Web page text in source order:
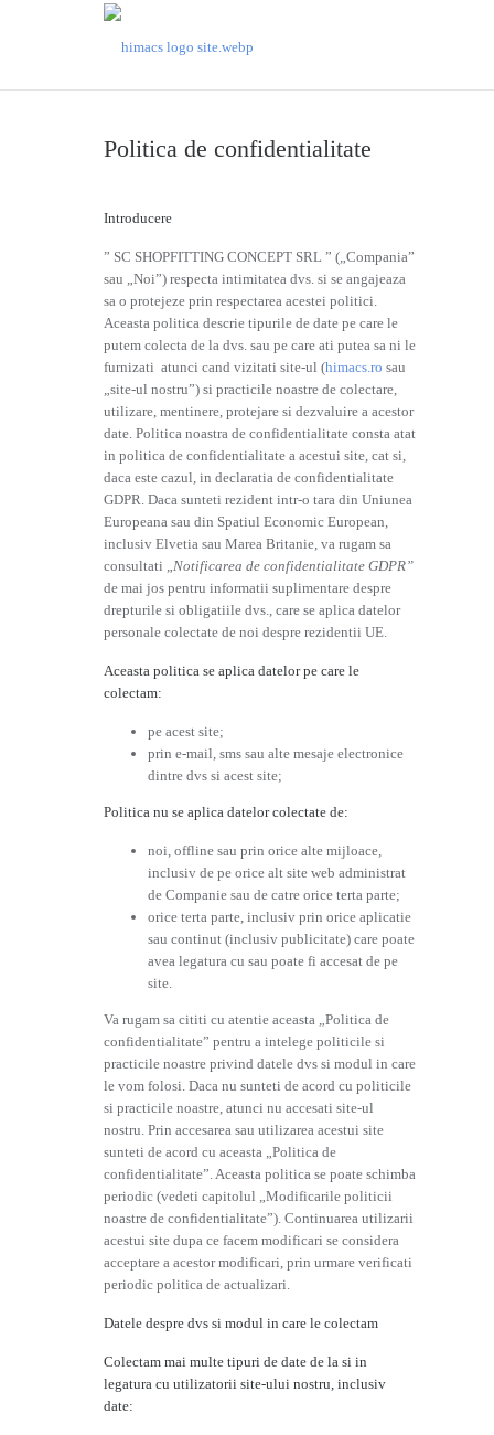
Politica de confidentialitate
Introducere
” SC SHOPFITTING CONCEPT SRL ” („Compania”
sau „Noi”) respecta intimitatea dvs. si se angajeaza
sa o protejeze prin respectarea acestei politici.
Aceasta politica descrie tipurile de date pe care le
putem colecta de la dvs. sau pe care ati putea sa ni le
furnizati atunci cand vizitati site-ul (himacs.ro sau
„site-ul nostru”) si practicile noastre de colectare,
utilizare, mentinere, protejare si dezvaluire a acestor
date. Politica noastra de confidentialitate consta atat
in politica de confidentialitate a acestui site, cat si,
daca este cazul, in declaratia de confidentialitate
GDPR. Daca sunteti rezident intr-o tara din Uniunea
Europeana sau din Spatiul Economic European,
inclusiv Elvetia sau Marea Britanie, va rugam sa
consultati „Notificarea de confidentialitate GDPR”
de mai jos pentru informatii suplimentare despre
drepturile si obligatiile dvs., care se aplica datelor
personale colectate de noi despre rezidentii UE.
Aceasta politica se aplica datelor pe care le
colectam:
pe acest site;
prin e-mail, sms sau alte mesaje electronice
dintre dvs si acest site;
Politica nu se aplica datelor colectate de:
noi, offline sau prin orice alte mijloace,
inclusiv de pe orice alt site web administrat
de Companie sau de catre orice terta parte;
orice terta parte, inclusiv prin orice aplicatie
sau continut (inclusiv publicitate) care poate
avea legatura cu sau poate fi accesat de pe
site.
Va rugam sa cititi cu atentie aceasta „Politica de
confidentialitate” pentru a intelege politicile si
practicile noastre privind datele dvs si modul in care
le vom folosi. Daca nu sunteti de acord cu politicile
si practicile noastre, atunci nu accesati site-ul
nostru. Prin accesarea sau utilizarea acestui site
sunteti de acord cu aceasta „Politica de
confidentialitate”. Aceasta politica se poate schimba
periodic (vedeti capitolul „Modificarile politicii
noastre de confidentialitate”). Continuarea utilizarii
acestui site dupa ce facem modificari se considera
acceptare a acestor modificari, prin urmare verificati
periodic politica de actualizari.
Datele despre dvs si modul in care le colectam
Colectam mai multe tipuri de date de la si in
legatura cu utilizatorii site-ului nostru, inclusiv
date: